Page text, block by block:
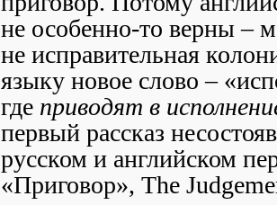
не особенно-то верны –
не исправительная
языку новое слово –
где приводят в
первый рассказ
русском и английском
«Приговор», The